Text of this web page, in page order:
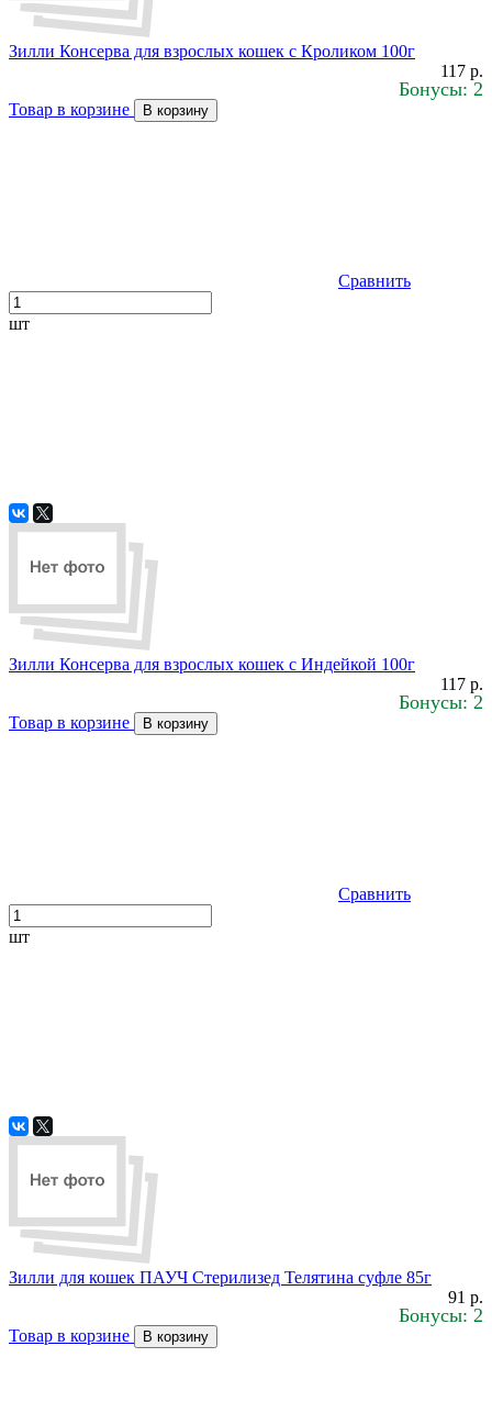
Зилли Консерва для взрослых кошек с Кроликом 100г
117 р.
Бонусы: 2
Товар в корзине В корзину
Сравнить
шт
Зилли Консерва для взрослых кошек с Индейкой 100г
117 р.
Бонусы: 2
Товар в корзине В корзину
Сравнить
шт
Зилли для кошек ПАУЧ Стерилизед Телятина суфле 85г
91 р.
Бонусы: 2
Товар в корзине В корзину